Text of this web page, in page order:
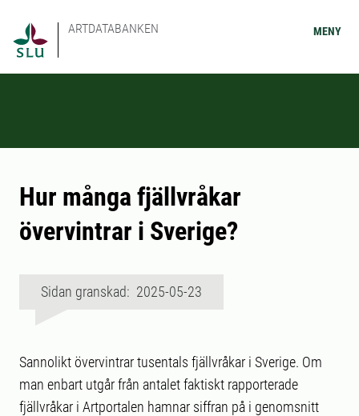
ARTDATABANKEN MENY
Hur många fjällvråkar
övervintrar i Sverige?
Sidan granskad: 2025-05-23
Sannolikt övervintrar tusentals fjällvråkar i Sverige. Om
man enbart utgår från antalet faktiskt rapporterade
fjällvråkar i Artportalen hamnar siffran på i genomsnitt